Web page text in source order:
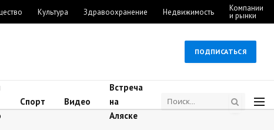
Культура Здравоохранение Недвижимость Компании
и рынки
ПОДПИСАТЬСЯ
Спорт Видео
Встреча
на
Аляске